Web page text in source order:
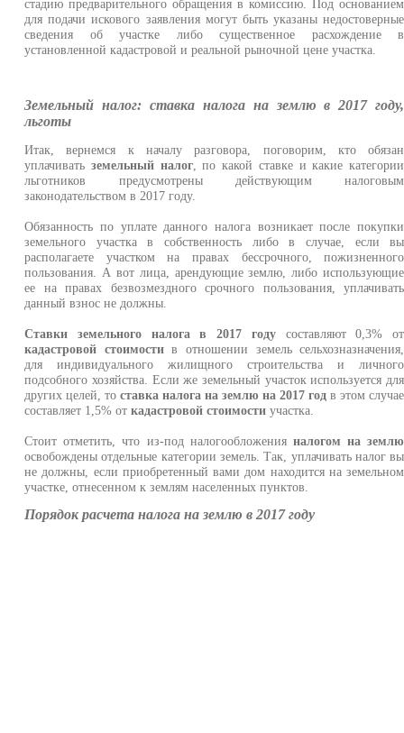
стадию предварительного обращения в комиссию. Под основанием
для подачи искового заявления могут быть указаны недостоверные
сведения об участке либо существенное расхождение в
установленной кадастровой и реальной рыночной цене участка.
Земельный налог: ставка налога на землю в 2017 году,
льготы
Итак, вернемся к началу разговора, поговорим, кто обязан
уплачивать земельный налог, по какой ставке и какие категории
льготников предусмотрены действующим налоговым
законодательством в 2017 году.
Обязанность по уплате данного налога возникает после покупки
земельного участка в собственность либо в случае, если вы
располагаете участком на правах бессрочного, пожизненного
пользования. А вот лица, арендующие землю, либо использующие
ее на правах безвозмездного срочного пользования, уплачивать
данный взнос не должны.
Ставки земельного налога в 2017 годусоставляют 0,3% от
кадастровой стоимостив отношении земель сельхозназначения,
для индивидуального жилищного строительства и личного
подсобного хозяйства. Если же земельный участок используется для
других целей, тоставка налога на землю на 2017 год в этом случае
составляет 1,5% откадастровой стоимости участка.
Стоит отметить, что из-под налогообложения налогом на землю
освобождены отдельные категории земель. Так, уплачивать налог вы
не должны, если приобретенный вами дом находится на земельном
участке, отнесенном к землям населенных пунктов.
Порядок расчета налога на землю в 2017 году